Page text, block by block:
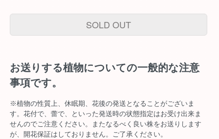
SOLD OUT
お送りする植物についての一般的な注意
事項です。
※植物の性質上、休眠期、花後の発送となることがございま
す。花付で、蕾で、といった発送時の状態指定はお受け出来ま
せんのでご注意ください。またなるべく良い株をお送りします
が、開花保証はしておりません。ご了承ください。